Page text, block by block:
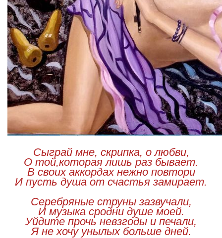
Сыграй мне, скрипка, о любви,
О той,которая лишь раз бывает.
В своих аккордах нежно повтори
И пусть душа от счастья замирает.
Серебряные струны зазвучали,
И музыка сродни душе моей.
Уйдите прочь невзгоды и печали,
Я не хочу унылых больше дней.